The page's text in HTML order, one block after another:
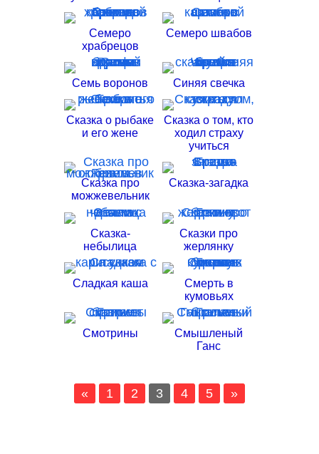
Семеро
храбрецов
Семеро швабов
Семь воронов Синяя свечка
Сказка о рыбаке
и его жене
Сказка о том, кто
ходил страху
учиться
Сказка про
можжевельник
Сказка-загадка
Сказка-
небылица
Сказки про
жерлянку
Сладкая каша
Смерть в
кумовьях
Смотрины
Смышленый
Ганс
« 1 2 3 4 5 »